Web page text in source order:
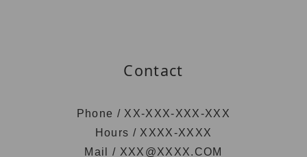
Contact
Phone / XX-XXX-XXX-XXX
Hours / XXXX-XXXX
Mail / XXX@XXXX.COM